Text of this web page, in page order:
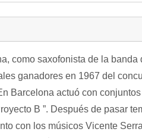
​​como saxofonista de la banda
ganadores en 1967 del
Barcelona actuó con
B ”. Después de pasar
con los músicos Vicente